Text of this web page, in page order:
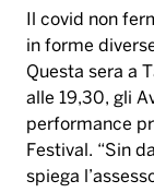
Il covid non
in forme
Questa sera a
alle 19,30, gli
performance
Festival. “Sin
spiega